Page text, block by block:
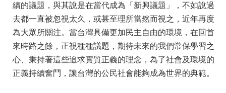
續的議題，與其說是在當代成為「新興議題」，不如說過
去都一直被忽視太久，或甚至理所當然而視之，近年再度
為大眾所關注。當台灣具備更加民主自由的環境，在回首
來時路之餘，正視種種議題，期待未來的我們常保學習之
心、秉持著這些追求實質正義的理念，為了社會及環境的
正義持續奮鬥，讓台灣的公民社會能夠成為世界的典範。